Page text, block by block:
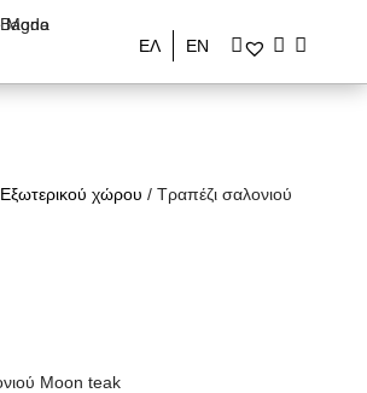
ΕΛ ΕΝ
Εξωτερικού χώρου / Τραπέζι σαλονιού